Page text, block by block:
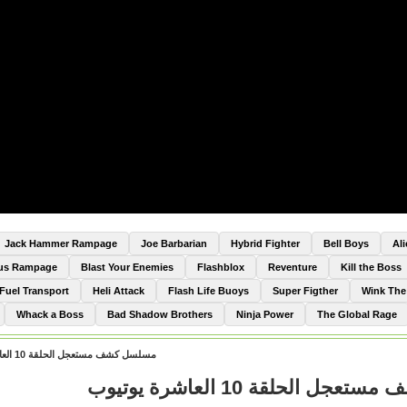
Bell Boys
Hybrid Fighter
Joe Barbarian
Jack Hammer Rampage
Kill the Boss
Reventure
Flashblox
Blast Your Enemies
Rampage
Wink
Super Figther
Flash Life Buoys
Heli Attack
Transport
The Global Rage
Ninja Power
Bad Shadow Brothers
Whack a Boss
مسلسل كشف مستعجل الحلقة 10 العاشرة يوتيوب
الحلقة 10 العاشرة يوتيوب